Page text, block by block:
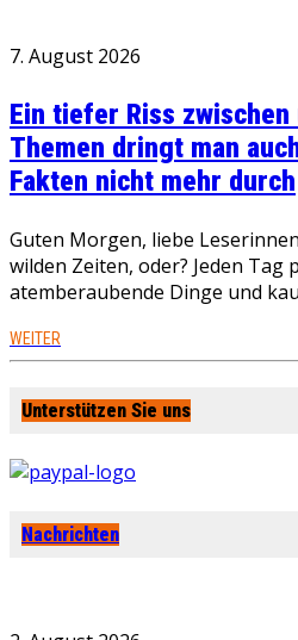
7. August 2026
Ein tiefer Riss
Themen dringt man
Fakten nicht mehr durch
Guten Morgen, liebe
wilden Zeiten, oder? Jeden Tag
atemberaubende Dinge und
WEITER
Unterstützen Sie uns
Nachrichten